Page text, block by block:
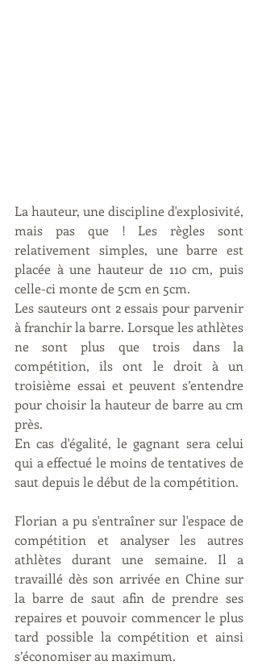
La hauteur, une discipline d'explosivité,
mais pas que ! Les règles sont
relativement simples, une barre est
placée à une hauteur de 110 cm, puis
celle-ci monte de 5cm en 5cm.
Les sauteurs ont 2 essais pour parvenir
à franchir la barre. Lorsque les athlètes
ne sont plus que trois dans la
compétition, ils ont le droit à un
troisième essai et peuvent s’entendre
pour choisir la hauteur de barre au cm
près.
En cas d'égalité, le gagnant sera celui
qui a effectué le moins de tentatives de
saut depuis le début de la compétition.
Florian a pu s'entraîner sur l'espace de
compétition et analyser les autres
athlètes durant une semaine. Il a
travaillé dès son arrivée en Chine sur
la barre de saut afin de prendre ses
repaires et pouvoir commencer le plus
tard possible la compétition et ainsi
s’économiser au maximum.